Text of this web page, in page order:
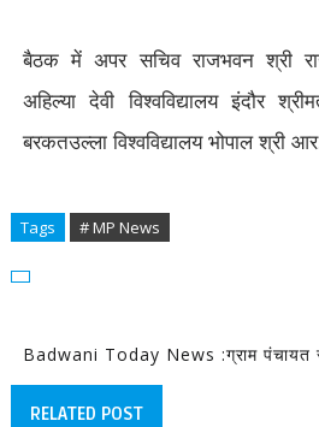
बैठक में अपर सचिव राजभवन श्री
अहिल्या देवी विश्वविद्यालय इंदौर
बरकतउल्ला विश्वविद्यालय भोपाल श्री
Tags # MP News
Badwani Today News :ग्राम पंचायत
RELATED POST